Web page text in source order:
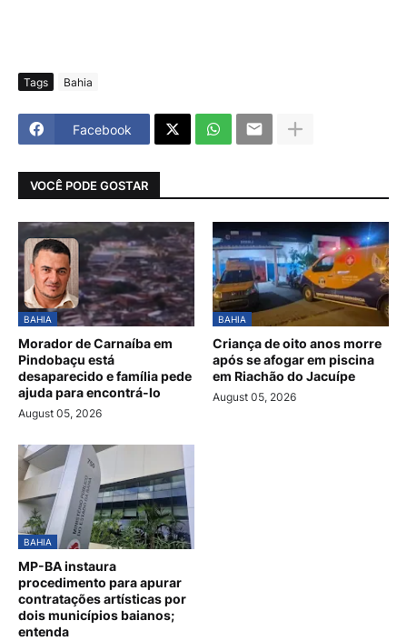
Tags Bahia
Facebook
VOCÊ PODE GOSTAR
BAHIA
Morador de Carnaíba em
Pindobaçu está
desaparecido e família pede
ajuda para encontrá-lo
August 05, 2026
BAHIA
Criança de oito anos morre
após se afogar em piscina
em Riachão do Jacuípe
August 05, 2026
BAHIA
MP-BA instaura
procedimento para apurar
contratações artísticas por
dois municípios baianos;
entenda